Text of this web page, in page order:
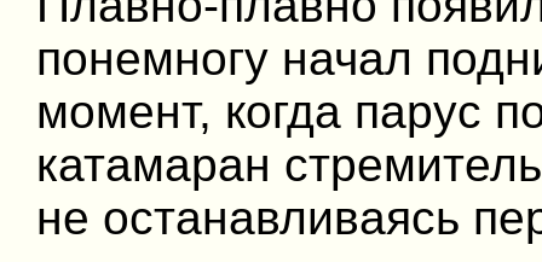
понемногу начал
момент, когда парус
катамаран
не останавливаясь